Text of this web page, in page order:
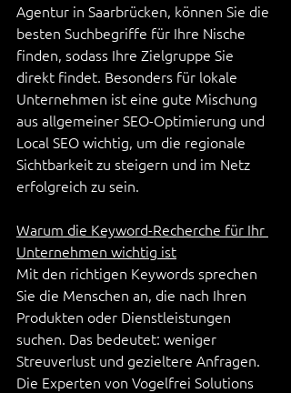
Agentur in Saarbrücken, können Sie die
besten Suchbegriffe für Ihre Nische
finden, sodass Ihre Zielgruppe Sie
direkt findet. Besonders für lokale
Unternehmen ist eine gute Mischung
aus allgemeiner SEO-Optimierung und
Local SEO wichtig, um die regionale
Sichtbarkeit zu steigern und im Netz
erfolgreich zu sein.
Warum die Keyword-Recherche für Ihr
Unternehmen wichtig ist
Mit den richtigen Keywords sprechen
Sie die Menschen an, die nach Ihren
Produkten oder Dienstleistungen
suchen. Das bedeutet: weniger
Streuverlust und gezieltere Anfragen.
Die Experten von Vogelfrei Solutions